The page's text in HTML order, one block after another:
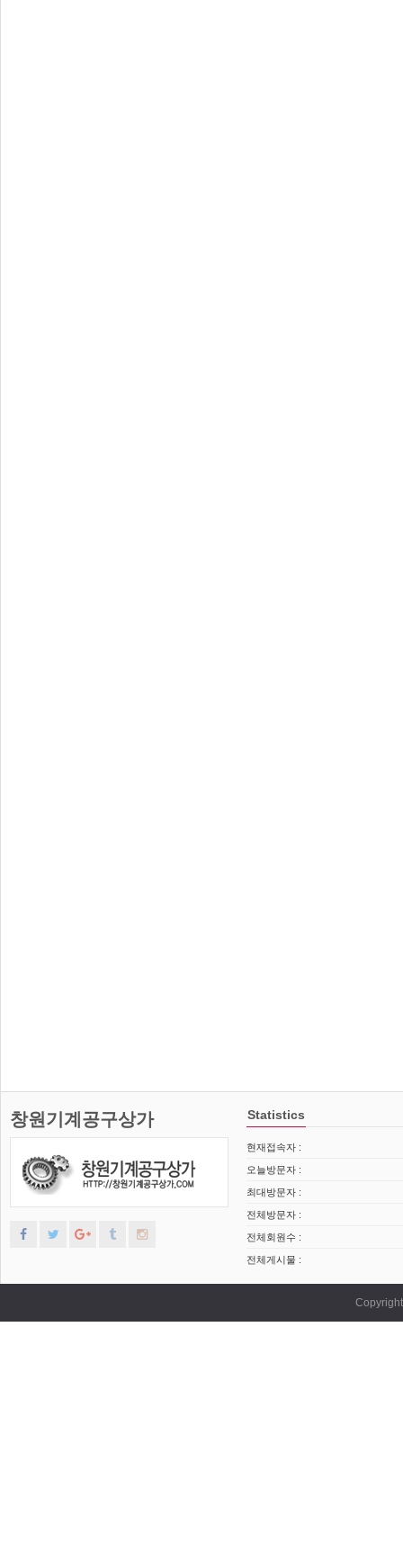
창원기계공구상가 Statistics
현재접속자 :
오늘방문자 :
최대방문자 :
전체방문자 :
전체회원수 :
전체게시물 :